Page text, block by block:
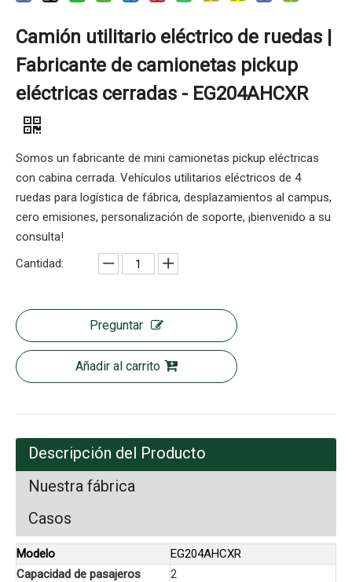
Camión utilitario eléctrico de ruedas |
Fabricante de camionetas pickup
eléctricas cerradas - EG204AHCXR
Somos un fabricante de mini camionetas pickup eléctricas
con cabina cerrada. Vehículos utilitarios eléctricos de 4
ruedas para logística de fábrica, desplazamientos al campus,
cero emisiones, personalización de soporte, ¡bienvenido a su
consulta!
Cantidad:
Preguntar
Añadir al carrito
Descripción del Producto
Nuestra fábrica
Casos
Modelo
EG204AHCXR
Capacidad de pasajeros
2